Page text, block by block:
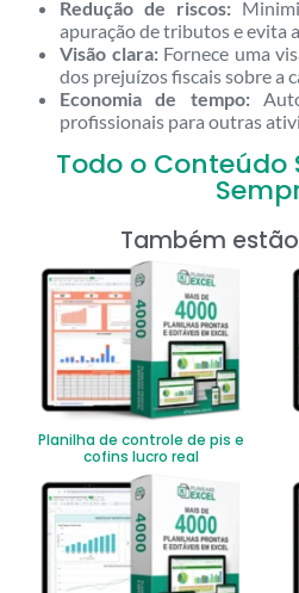
Redução de riscos:
apuração de tributos e evita
Visão clara:Fornece uma
dos prejuízos fiscais sobre a
Economia de tempo:
profissionais para outras
Todo o Conteúdo
Também
Planilha de controle de pis e
cofins lucro real